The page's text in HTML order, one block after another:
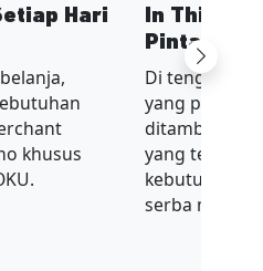
Hari
khusus
In This
Pinta...
Di tengah
yang penuh
ditambah
yang terus
kebutuhan
serba mahal.
Next